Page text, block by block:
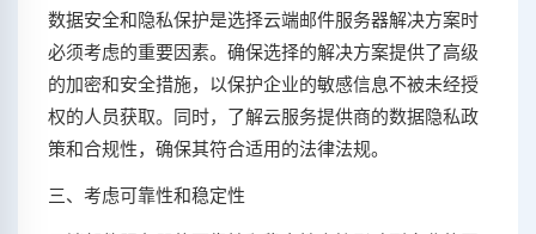
数据安全和隐私保护是选择云端邮件服务器解决方案时
必须考虑的重要因素。确保选择的解决方案提供了高级
的加密和安全措施，以保护企业的敏感信息不被未经授
权的人员获取。同时，了解云服务提供商的数据隐私政
策和合规性，确保其符合适用的法律法规。
三、考虑可靠性和稳定性